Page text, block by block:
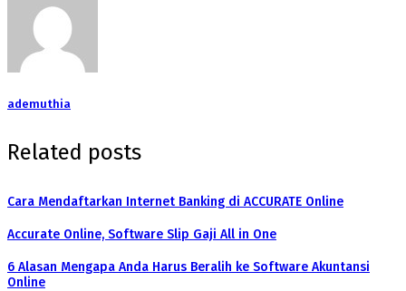
ademuthia
Related posts
Cara Mendaftarkan Internet Banking di ACCURATE Online
Accurate Online, Software Slip Gaji All in One
6 Alasan Mengapa Anda Harus Beralih ke Software Akuntansi
Online